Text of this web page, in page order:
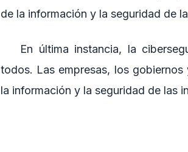
de la información y la seguridad de
En última instancia, la
todos. Las empresas, los
la información y la seguridad de las